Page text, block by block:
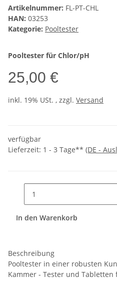
Artikelnummer: FL-PT-CHL
HAN: 03253
Kategorie: Pooltester
Pooltester für Chlor/pH
25,00 €
inkl. 19% USt. , zzgl. Versand
verfügbar
Lieferzeit: 1 - 3 Tage** (DE -
In den Warenkorb
Beschreibung
Pooltester in einer robusten
Kammer - Tester und Tabletten